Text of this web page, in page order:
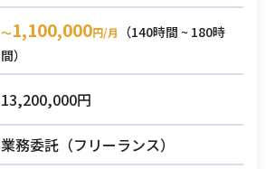
ます。
具体的には
・Excel VBAまたはGASでのツール、
・データベースや他システムとの連
携
・データ分析、対策レポートの作
〜1,100,000円/月
（140時間 ~ 180時
間）
13,200,000円
業務委託（フリーランス）